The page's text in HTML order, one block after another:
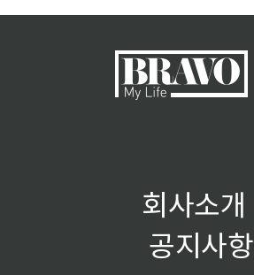
회사소개
공지사항